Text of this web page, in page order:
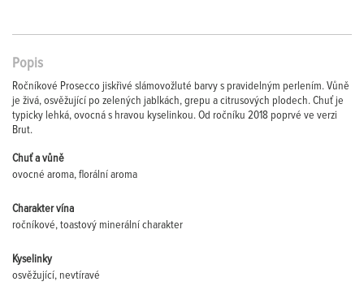
Popis
Ročníkové Prosecco jiskřivé slámovožluté barvy s pravidelným perlením. Vůně
je živá, osvěžující po zelených jablkách, grepu a citrusových plodech. Chuť je
typicky lehká, ovocná s hravou kyselinkou. Od ročníku 2018 poprvé ve verzi
Brut.
Chuť a vůně
ovocné aroma, florální aroma
Charakter vína
ročníkové, toastový minerální charakter
Kyselinky
osvěžující, nevtíravé